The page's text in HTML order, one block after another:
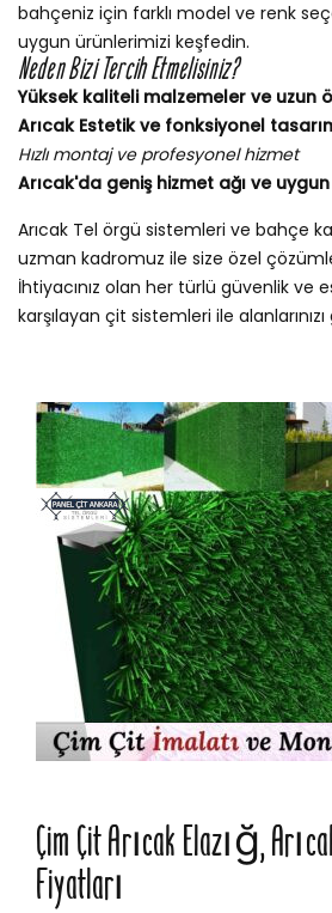
bahçeniz için farklı model ve renk
uygun ürünlerimizi keşfedin.
Neden Bizi Tercih Etmelisiniz?
Yüksek kaliteli malzemeler ve uzun
Arıcak Estetik ve fonksiyonel
Hızlı montaj ve profesyonel hizmet
Arıcak'da geniş hizmet ağı ve
Arıcak Tel örgü sistemleri ve bahçe
uzman kadromuz ile size özel
İhtiyacınız olan her türlü güvenlik ve
karşılayan çit sistemleri ile
Çim Çit Arıcak Elazığ,
Fiyatları